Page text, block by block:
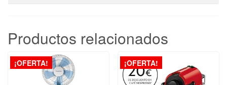
Productos relacionados
¡OFERTA! ¡OFERTA!